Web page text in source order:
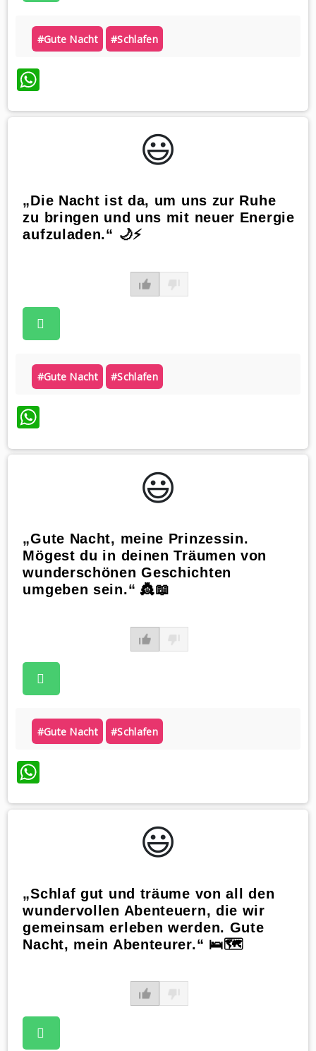
#gute Nacht #schlafen
WhatsApp
😃️
„Die Nacht ist da, um uns zur Ruhe
zu bringen und uns mit neuer Energie
aufzuladen.“ 🌙⚡
#gute Nacht #schlafen
WhatsApp
😃️
„Gute Nacht, meine Prinzessin.
Mögest du in deinen Träumen von
wunderschönen Geschichten
umgeben sein.“ 👸📖
#gute Nacht #schlafen
WhatsApp
😃️
„Schlaf gut und träume von all den
wundervollen Abenteuern, die wir
gemeinsam erleben werden. Gute
Nacht, mein Abenteurer.“ 🛌🗺️